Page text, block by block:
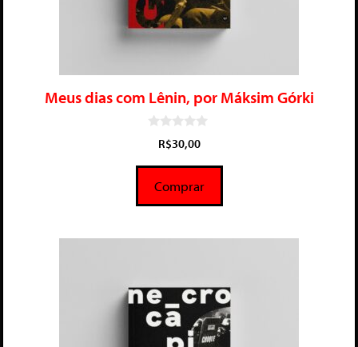
Meus dias com Lênin, por Máksim Górki
5
R$30,00
Comprar